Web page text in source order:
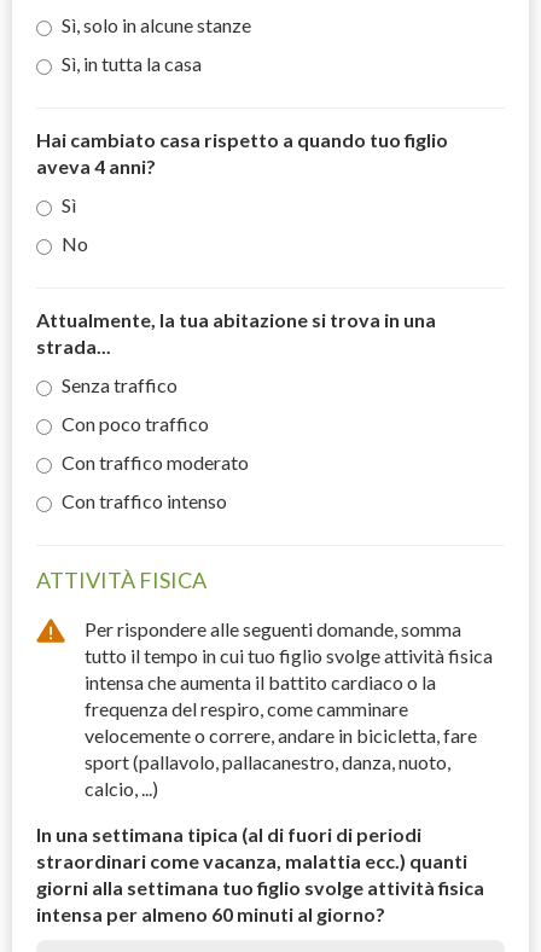
Sì, solo in alcune stanze
Sì, in tutta la casa
Hai cambiato casa rispetto a quando tuo figlio
aveva 4 anni?
Sì
No
Attualmente, la tua abitazione si trova in una
strada...
Senza traffico
Con poco traffico
Con traffico moderato
Con traffico intenso
ATTIVITÀ FISICA
Per rispondere alle seguenti domande, somma
tutto il tempo in cui tuo figlio svolge attività fisica
intensa che aumenta il battito cardiaco o la
frequenza del respiro, come camminare
velocemente o correre, andare in bicicletta, fare
sport (pallavolo, pallacanestro, danza, nuoto,
calcio, ...)
In una settimana tipica (al di fuori di periodi
straordinari come vacanza, malattia ecc.) quanti
giorni alla settimana tuo figlio svolge attività fisica
intensa per almeno 60 minuti al giorno?